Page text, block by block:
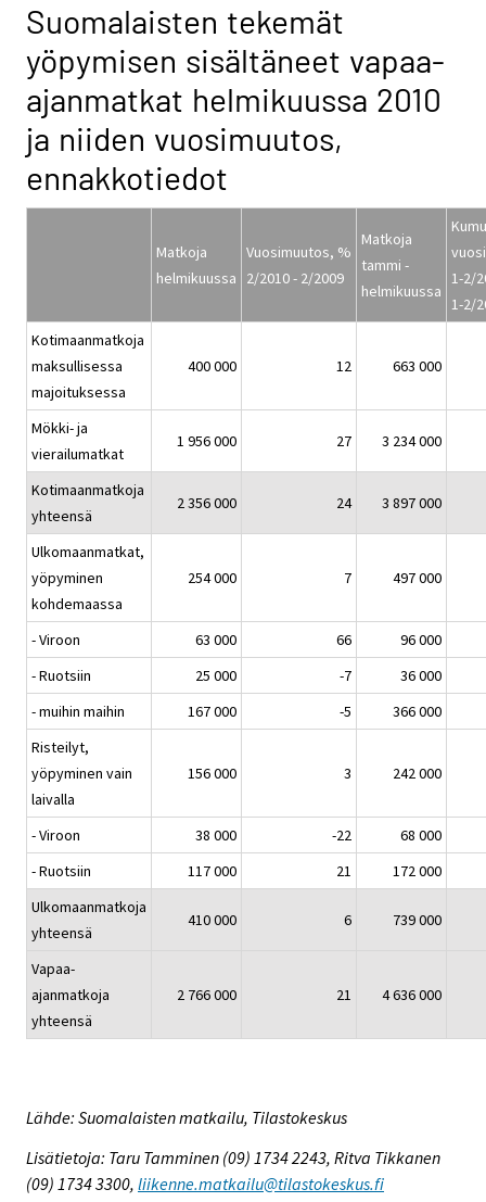
Suomalaisten tekemät
yöpymisen sisältäneet vapaa-
ajanmatkat helmikuussa 2010
ja niiden vuosimuutos,
ennakkotiedot
Matkoja
helmikuussa
Vuosimuutos, %
2/2010 - 2/2009
Matkoja
tammi -
helmikuussa
1-2/
1-2/
Kotimaanmatkoja
maksullisessa
majoituksessa
400 000 12 663 000
Mökki- ja
vierailumatkat
1 956 000 27 3 234 000
Kotimaanmatkoja
yhteensä
2 356 000 24 3 897 000
Ulkomaanmatkat,
yöpyminen
kohdemaassa
254 000 7 497 000
- Viroon 63 000 66
96 000
- Ruotsiin
25 000 -7
36 000
- muihin maihin
167 000 -5
366 000
Risteilyt,
yöpyminen vain
laivalla
156 000 3 242 000
- Viroon 38 000 -22
68 000
- Ruotsiin
117 000 21
172 000
Ulkomaanmatkoja
yhteensä
410 000 6 739 000
Vapaa-
ajanmatkoja
yhteensä
2 766 000 21 4 636 000
Lähde: Suomalaisten matkailu, Tilastokeskus
Lisätietoja: Taru Tamminen (09) 1734 2243, Ritva Tikkanen
(09) 1734 3300, liikenne.matkailu@tilastokeskus.fi